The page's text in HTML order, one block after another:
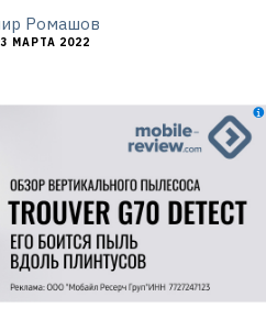
Ромашов
МАРТА 2022